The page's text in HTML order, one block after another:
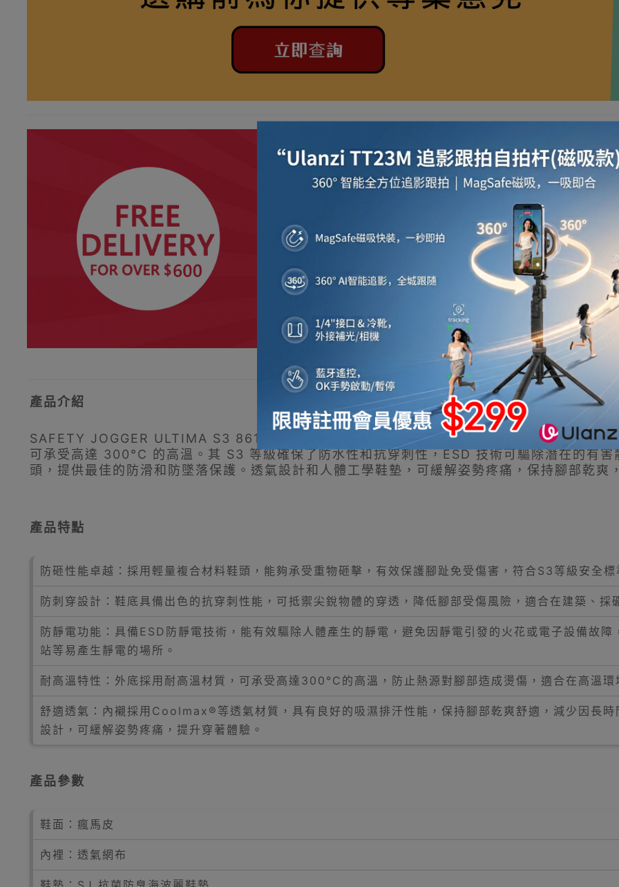
產品介紹
SAFETY JOGGER ULTIMA S3 861000 內襯重載中筒安全鞋，專為汽車、採礦和建築等行業
可承受高達 300°C 的高溫。其 S3 等級確保了防水性和抗穿刺性，ESD 技術可驅除潛在的有
頭，提供最佳的防滑和防墜落保護。透氣設計和人體工學鞋墊，可緩解姿勢疼痛，保持腳部乾爽
產品特點
防砸性能卓越：採用輕量複合材料鞋頭，能夠承受重物砸擊，有效保護腳趾免受傷害，符合S3等級安全
防刺穿設計：鞋底具備出色的抗穿刺性能，可抵禦尖銳物體的穿透，降低腳部受傷風險，適合在建築、採
防靜電功能：具備ESD防靜電技術，能有效驅除人體產生的靜電，避免因靜電引發的火花或電子設備故
站等易產生靜電的場所。
耐高溫特性：外底採用耐高溫材質，可承受高達300°C的高溫，防止熱源對腳部造成燙傷，適合在高溫
舒適透氣：內襯採用Coolmax®等透氣材質，具有良好的吸濕排汗性能，保持腳部乾爽舒適，減少因長
設計，可緩解姿勢疼痛，提升穿著體驗。
產品參數
鞋面：瘋馬皮
內裡：透氣網布